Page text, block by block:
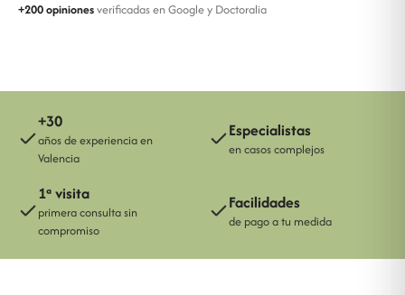
+200 opinionesverificadas en Google y Doctoralia
+30
años de experiencia en
Valencia
Especialistas
en casos complejos
1ª visita
primera consulta sin
compromiso
Facilidades
de pago a tu medida